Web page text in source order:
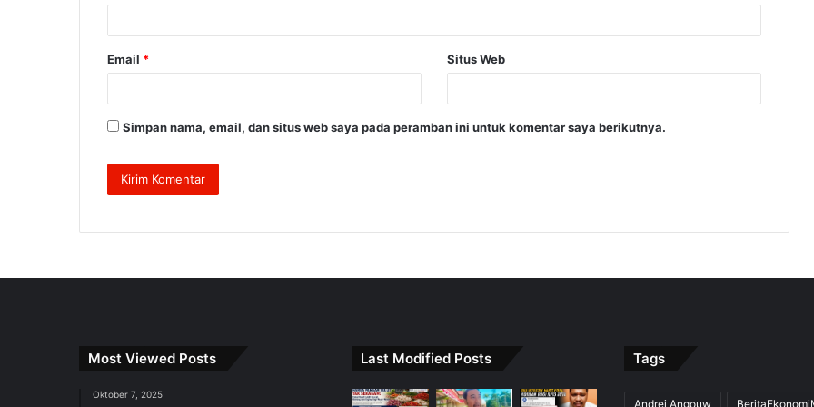
Email * Situs Web
Simpan nama, email, dan situs web saya pada peramban ini untuk komentar saya berikutnya.
Most Viewed Posts
Oktober 7, 2025
Last Modified Posts Tags
Andrei Angouw